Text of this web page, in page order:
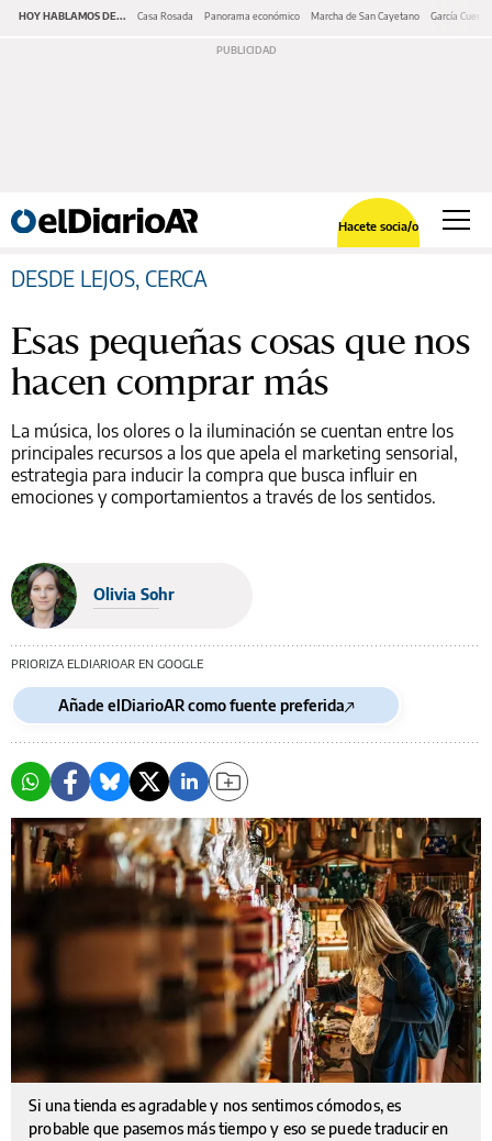
HOY HABLAMOS DE... Casa Rosada Panorama económico Marcha de San Cayetano García Cuerva
Hacete socia/o
DESDE LEJOS, CERCA
Esas pequeñas cosas que nos
hacen comprar más
La música, los olores o la iluminación se cuentan entre los
principales recursos a los que apela el marketing sensorial,
estrategia para inducir la compra que busca influir en
emociones y comportamientos a través de los sentidos.
Olivia Sohr
PRIORIZA ELDIARIOAR EN GOOGLE
Añade elDiarioAR como fuente preferida
Si una tienda es agradable y nos sentimos cómodos, es
probable que pasemos más tiempo y eso se puede traducir en